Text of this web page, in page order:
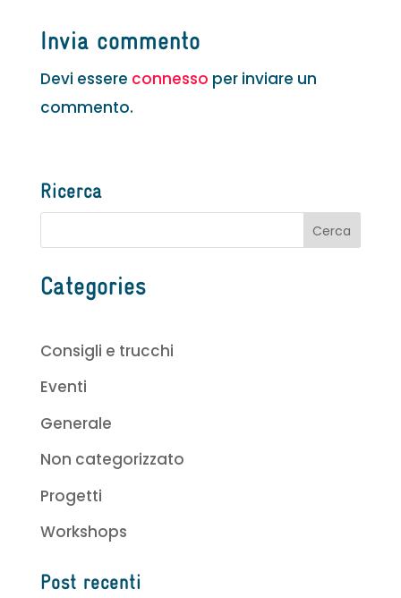
Invia commento
Devi essere connesso per inviare un
commento.
Ricerca
Categories
Consigli e trucchi
Eventi
Generale
Non categorizzato
Progetti
Workshops
Post recenti